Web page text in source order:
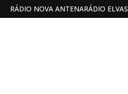
RÁDIO NOVA ANTENARÁDIO ELVAS